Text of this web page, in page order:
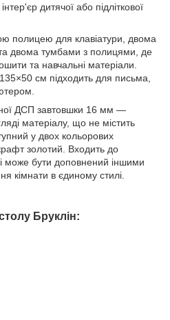
дитячої або підліткової
полицею для клавіатури, двома
двома тумбами з полицями, де
та навчальні матеріали.
см підходить для письма,
ДСП завтовшки 16 мм —
матеріалу, що не містить
у двох кольорових
золотий. Входить до
може бути доповнений іншими
кімнати в єдиному стилі.
Бруклін: